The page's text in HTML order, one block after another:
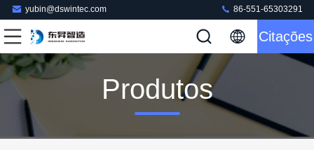
yubin@dswintec.com 86-551-65303291
Citações
Produtos